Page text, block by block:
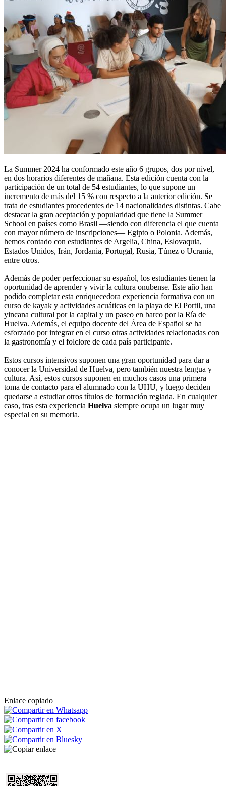
La Summer 2024 ha conformado este año 6 grupos, dos por nivel,
en dos horarios diferentes de mañana. Esta edición cuenta con la
participación de un total de 54 estudiantes, lo que supone un
incremento de más del 15 % con respecto a la anterior edición. Se
trata de estudiantes procedentes de 14 nacionalidades distintas. Cabe
destacar la gran aceptación y popularidad que tiene la Summer
School en países como Brasil —siendo con diferencia el que cuenta
con mayor número de inscripciones— Egipto o Polonia. Además,
hemos contado con estudiantes de Argelia, China, Eslovaquia,
Estados Unidos, Irán, Jordania, Portugal, Rusia, Túnez o Ucrania,
entre otros.
Además de poder perfeccionar su español, los estudiantes tienen la
oportunidad de aprender y vivir la cultura onubense. Este año han
podido completar esta enriquecedora experiencia formativa con un
curso de kayak y actividades acuáticas en la playa de El Portil, una
yincana cultural por la capital y un paseo en barco por la Ría de
Huelva. Además, el equipo docente del Área de Español se ha
esforzado por integrar en el curso otras actividades relacionadas con
la gastronomía y el folclore de cada país participante.
Estos cursos intensivos suponen una gran oportunidad para dar a
conocer la Universidad de Huelva, pero también nuestra lengua y
cultura. Así, estos cursos suponen en muchos casos una primera
toma de contacto para el alumnado con la UHU, y luego deciden
quedarse a estudiar otros títulos de formación reglada. En cualquier
caso, tras esta experiencia Huelva siempre ocupa un lugar muy
especial en su memoria.
Enlace copiado